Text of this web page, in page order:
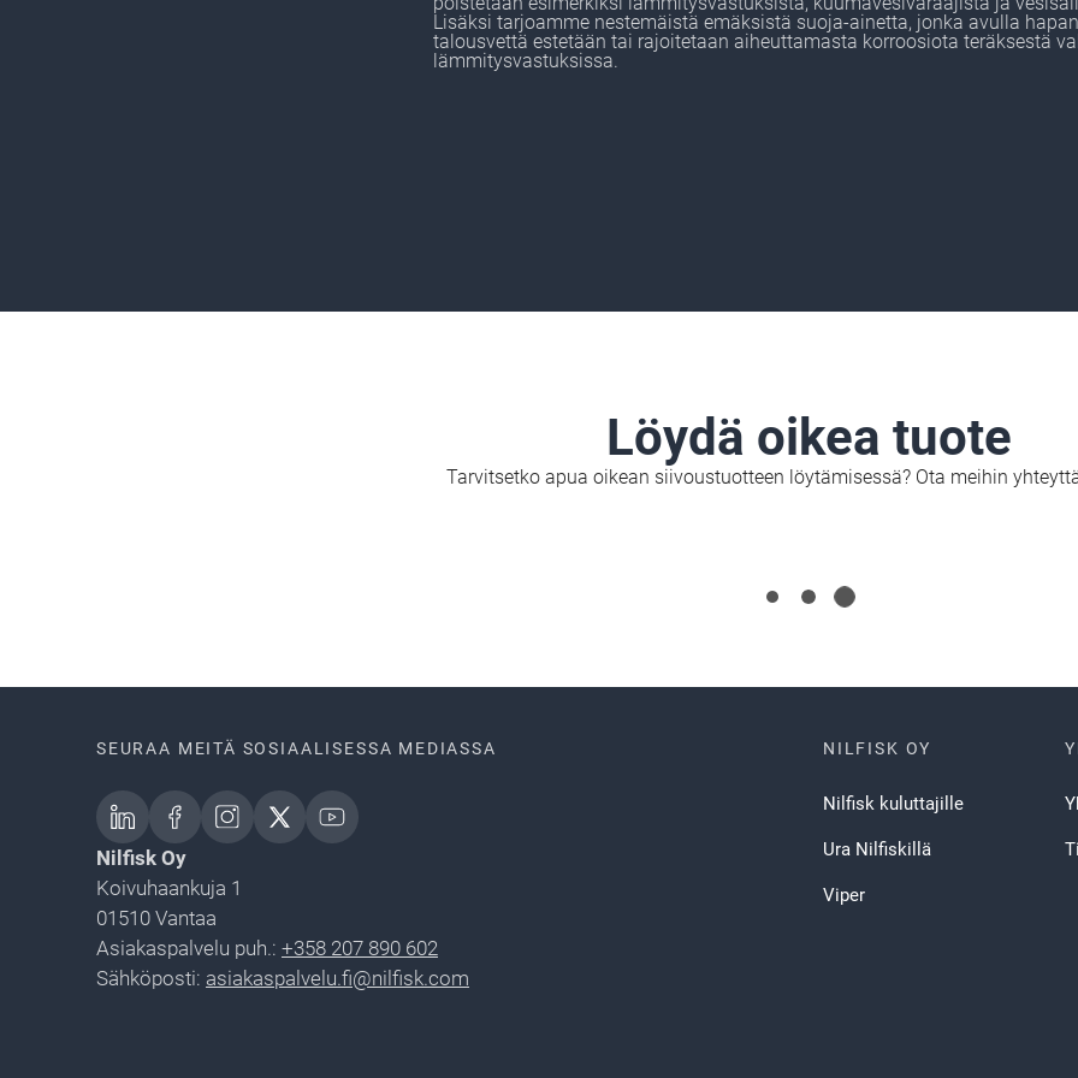
Lisäksi tarjoamme nestemäistä emäksistä suoja-ainetta, jonka avulla
talousvettä estetään tai rajoitetaan aiheuttamasta korroosiota teräksestä
lämmitysvastuksissa.
Löydä oikea tuote
Tarvitsetko apua oikean siivoustuotteen löytämisessä? Ota meihin
SEURAA MEITÄ SOSIAALISESSA MEDIASSA
Nilfisk Oy
Koivuhaankuja 1
01510 Vantaa
Asiakaspalvelu puh.: +358 207 890 602
Sähköposti: asiakaspalvelu.fi@nilfisk.com
NILFISK OY
Nilfisk kuluttajille
Ura Nilfiskillä
Viper